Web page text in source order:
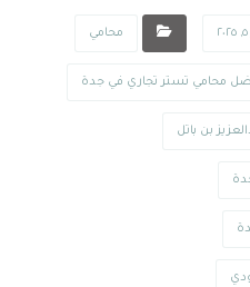
محامي
محامي تستر تجاري في جدة
بن باتل